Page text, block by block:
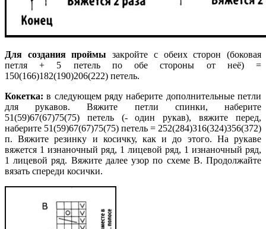
Для создания проймы закройте с обеих сторон (боковая
петля + 5 петель по обе стороны от неё) =
150(166)182(190)206(222) петель.
Кокетка: в следующем ряду наберите дополнительные петли
для рукавов. Вяжите петли спинки, наберите
51(59)67(67)75(75) петель (- один рукав), вяжите перед,
наберите 51(59)67(67)75(75) петель = 252(284)316(324)356(372)
п. Вяжите резинку и косичку, как и до этого. На рукаве
вяжется 1 изнаночный ряд, 1 лицевой ряд, 1 изнаночный ряд,
1 лицевой ряд. Вяжите далее узор по схеме В. Продолжайте
вязать спереди косички.